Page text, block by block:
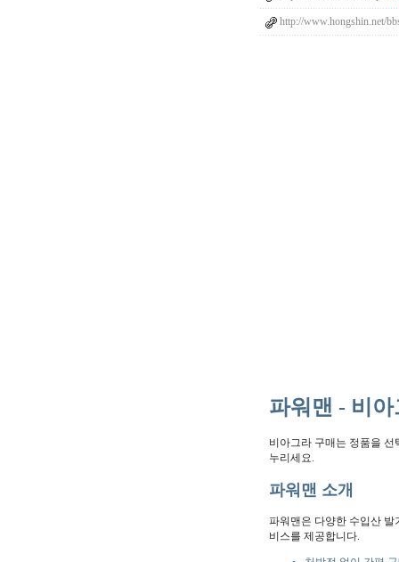
http://www.hongshin.net/
파워맨 - 비
비아그라 구매는 정품을
누리세요.
파워맨 소개
파워맨은 다양한 수입산
비스를 제공합니다.